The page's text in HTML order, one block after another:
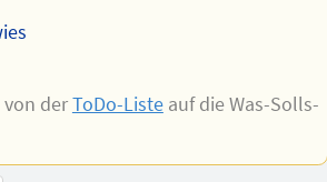
von derToDo-Listeauf die Was-Solls-